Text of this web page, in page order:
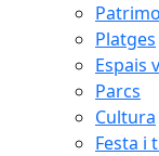
Platges
Espais
Parcs
Cultura
Festa i